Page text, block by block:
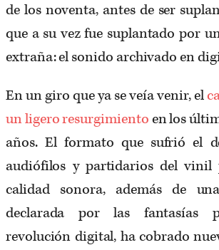
de los noventa, antes de ser
que a su vez fue suplantado por
extraña: el sonido archivado en
En un giro que ya se veía venir, el
un ligero resurgimientoen los
años. El formato que sufrió el
audiófilos y partidarios del vinil
calidad sonora, además de
declarada por las fantasías
revolución digital, ha cobrado